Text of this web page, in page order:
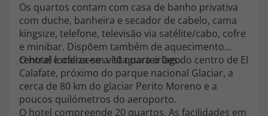
218 925 471
Custo de uma chamada para a rede fixa nacional.
A sua agência de viagens Top Atlântico tem a preocupação de estar
sempre mais perto de si, para maior comodidade e total facilidade
na marcação das suas viagens, tem ainda ao seu dispor o nosso call
center a funcionar todos os dias úteis das 10:00 às 20:00 e Sábado
das 10:00 às 14:00.
Os quartos contam com casa de banho privativa
com duche, banheira e secador de cabelo, cama
kingsize, telefone, televisão via satélite/cabo, cofre
e minibar. Dispõem também de aquecimento
central e oferecem vista para o lago.
O hotel localiza-se a 10 quarteirões do centro de El
Calafate, próximo do parque nacional Glaciar, a
cerca de 80 km do glaciar Perito Moreno e a
poucos quilómetros do aeroporto.
O hotel compreende 20 quartos. As facilidades em